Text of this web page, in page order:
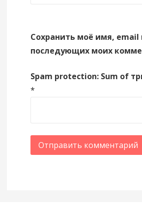
Сохранить моё имя, email
последующих моих
Spam protection: Sum of
*